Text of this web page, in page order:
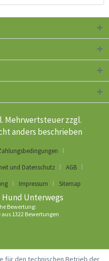
Mehrwertsteuer zzgl.
anders beschrieben
und Datenschutz
AGB
Impressum Sitemap
Unterwegs
Bewertung:
aus 1322 Bewertungen
für den technischen Betrieb der